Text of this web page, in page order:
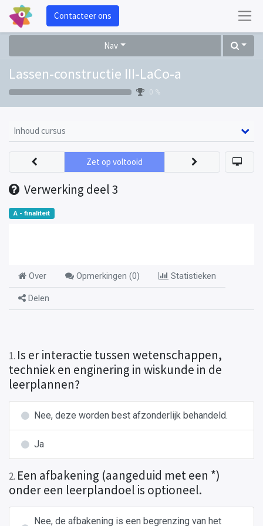
Contacteer ons
Nav
Lassen-constructie III-LaCo-a
0 %
Inhoud cursus
Verwerking deel 3
Zet op voltooid
A - finaliteit
Over Opmerkingen (0) Statistieken
Delen
1. Is er interactie tussen wetenschappen,
techniek en enginering in wiskunde in de
leerplannen?
Nee, deze worden best afzonderlijk behandeld.
Ja
2. Een afbakening (aangeduid met een *)
onder een leerplandoel is optioneel.
Nee, de afbakening is een begrenzing van het